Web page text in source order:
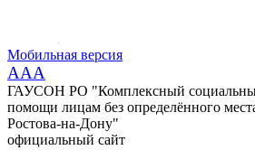
Мобильная версия
AAA
ГАУСОН РО "Комплексный
помощи лицам без определённого
Ростова-на-Дону"
официальный сайт